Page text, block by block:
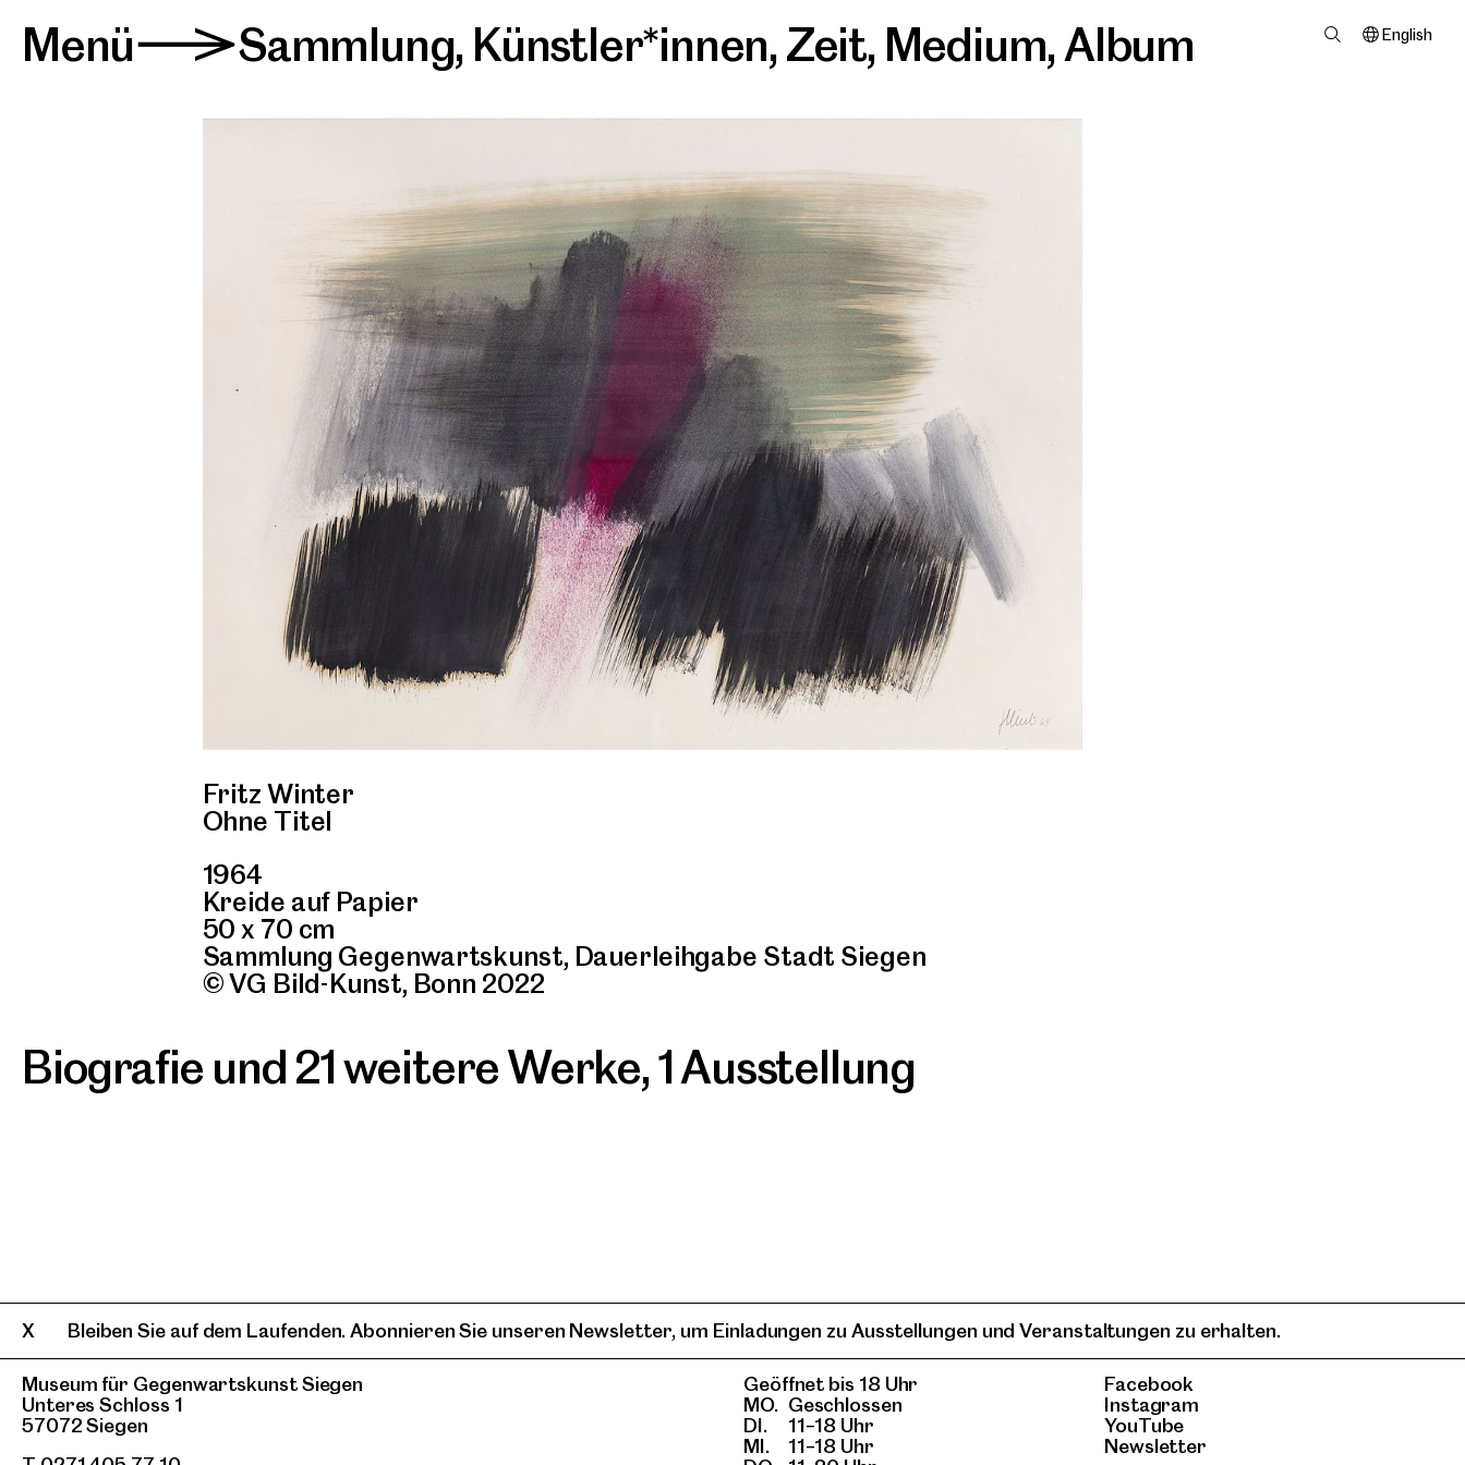
Menü>Sammlung, Künstler*innen, Zeit, Medium,Album English
Fritz Winter
Ohne Titel
1964
Kreide auf Papier
50 x 70 cm
Sammlung Gegenwartskunst, Dauerleihgabe Stadt Siegen
© VG Bild-Kunst, Bonn 2022
Biografie und 21 weitere Werke,1 Ausstellung
Museum für Gegenwartskunst Siegen
Unteres Schloss 1
57072 Siegen
Geöffnet bis 18 Uhr
MO. Geschlossen
DI.
11–18 Uhr
MI.
11–18 Uhr
Facebook
Instagram
YouTube
Newsletter
Bleiben Sie auf dem Laufenden. Abonnieren Sie unseren Newsletter, um Einladungen zu Ausstellungen und Veranstaltungen zu erhalten.